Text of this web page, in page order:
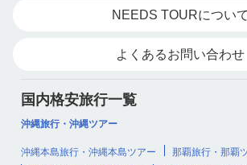
NEEDS TOURについて
よくあるお問い合わせ
国内格安旅行一覧
沖縄旅行・沖縄ツアー
沖縄本島旅行・沖縄本島ツアー
那覇旅行・那覇